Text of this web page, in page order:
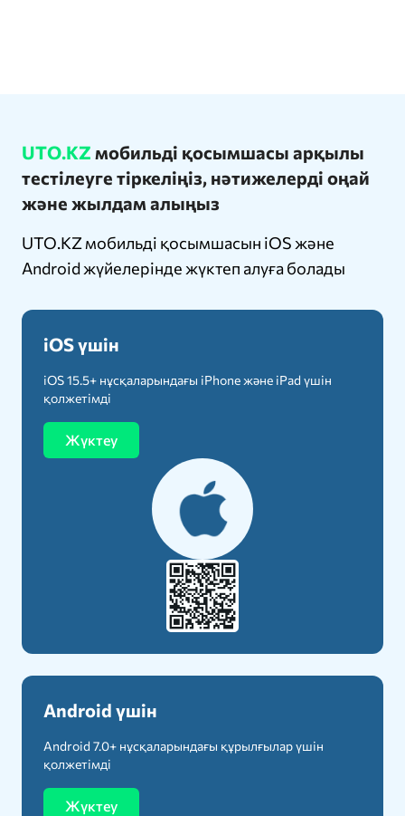
UTO.KZ мобильді қосымшасы арқылы
тестілеуге тіркеліңіз, нәтижелерді оңай
және жылдам алыңыз
UTO.KZ мобильді қосымшасын iOS және
Android жүйелерінде жүктеп алуға болады
iOS үшін
iOS 15.5+ нұсқаларындағы iPhone және iPad үшін
қолжетімді
Жүктеу
Android үшін
Android 7.0+ нұсқаларындағы құрылғылар үшін
қолжетімді
Жүктеу